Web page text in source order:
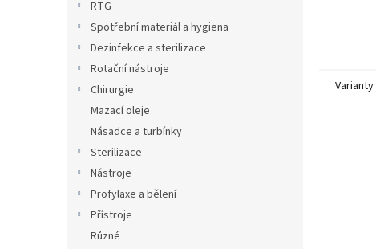
RTG
Spotřební materiál a hygiena
Dezinfekce a sterilizace
Rotační nástroje
Chirurgie
Mazací oleje
Násadce a turbínky
Sterilizace
Nástroje
Profylaxe a bělení
Přístroje
Různé
Varianty